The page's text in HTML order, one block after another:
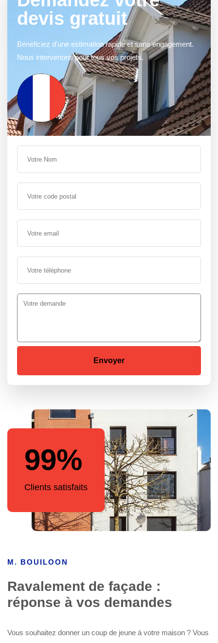
devis gratuit
Bénéficiez d'une estimation rapide et sans engagement.
Nous intervenons pour tous vos projets.
99%
Clients satisfaits
M. BOUILOON
Ravalement de façade :
réponse à vos demandes
Vous souhaitez donner un coup de jeune à votre maison ? Vous